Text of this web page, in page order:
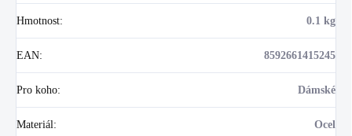
Hmotnost: 0.1 kg
EAN: 8592661415245
Pro koho: Dámské
Materiál : Ocel